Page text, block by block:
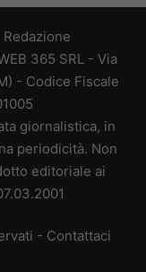
Redazione
365 SRL - Via
- Codice Fiscale
giornalistica, in
periodicità. Non
editoriale ai
- Contattaci